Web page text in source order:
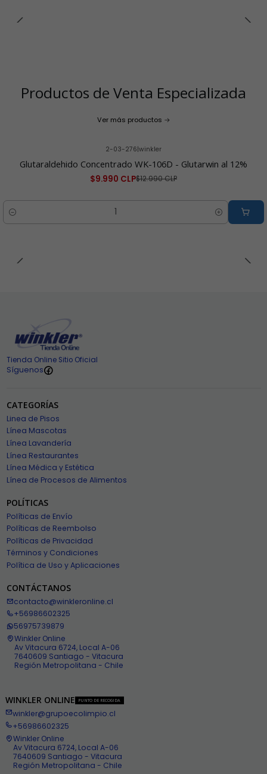
Productos de Venta Especializada
Ver más productos
2-03-276|winkler
Glutaraldehido Concentrado WK-106D - Glutarwin al 12%
$9.990 CLP$12.990 CLP
Cantidad
Tienda Online Sitio Oficial
Síguenos
CATEGORÍAS
Linea de Pisos
Línea Mascotas
Línea Lavandería
Línea Restaurantes
Línea Médica y Estética
Línea de Procesos de Alimentos
POLÍTICAS
Políticas de Envío
Políticas de Reembolso
Políticas de Privacidad
Términos y Condiciones
Política de Uso y Aplicaciones
CONTÁCTANOS
contacto@winkleronline.cl
+56986602325
56975739879
Winkler Online
Av Vitacura 6724, Local A-06
7640609 Santiago - Vitacura
Región Metropolitana - Chile
WINKLER ONLINE PUNTO DE RECOGIDA
winkler@grupoecolimpio.cl
+56986602325
Winkler Online
Av Vitacura 6724, Local A-06
7640609 Santiago - Vitacura
Región Metropolitana - Chile